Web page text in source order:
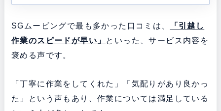
SGムービングで最も多かった口コミは、
「引越し
作業のスピードが早い」 といった、サービス内容を
褒める声です。
「丁寧に作業をしてくれた」「気配りがあり良かっ
た」という声もあり、作業については満足している